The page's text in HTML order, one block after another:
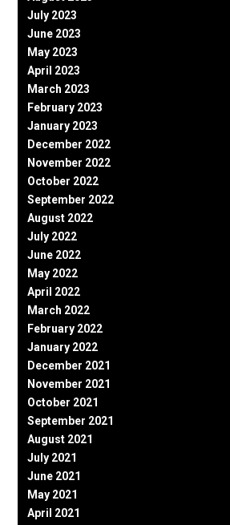
July 2023
June 2023
May 2023
April 2023
March 2023
February 2023
January 2023
December 2022
November 2022
October 2022
September 2022
August 2022
July 2022
June 2022
May 2022
April 2022
March 2022
February 2022
January 2022
December 2021
November 2021
October 2021
September 2021
August 2021
July 2021
June 2021
May 2021
April 2021